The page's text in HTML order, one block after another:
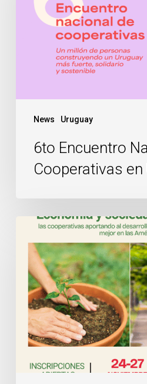
News Uruguay
Cooperativas
6to Encuentro
Cooperativas en
vemos
Ciudad
Saber!
Informaciones
sobre